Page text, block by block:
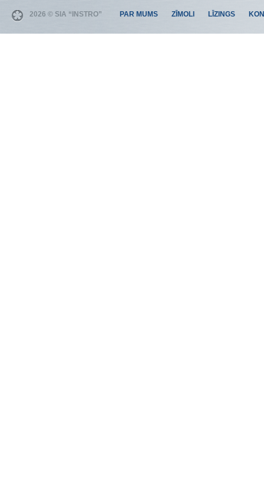
2026 © SIA “INSTRO” PAR MUMS ZĪMOLI LĪZINGS